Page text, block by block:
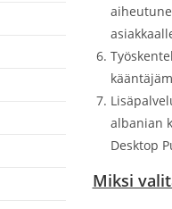
albanian
Desktop
Miksi